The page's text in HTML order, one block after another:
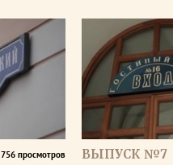
756 просмотров ВЫПУСК №7